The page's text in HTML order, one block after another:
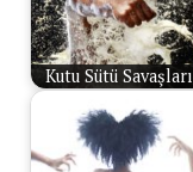
Kutu Sütü Savaşları